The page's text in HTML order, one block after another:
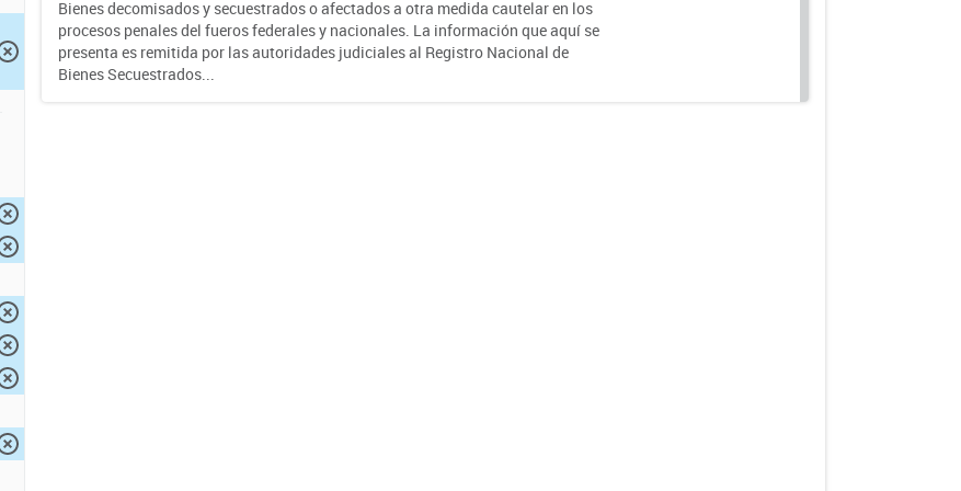
Bienes decomisados y secuestrados o afectados a otra medida cautelar en los
procesos penales del fueros federales y nacionales. La información que aquí se
presenta es remitida por las autoridades judiciales al Registro Nacional de
Bienes Secuestrados...